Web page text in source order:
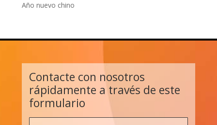
Año nuevo chino
Contacte con nosotros
rápidamente a través de este
formulario